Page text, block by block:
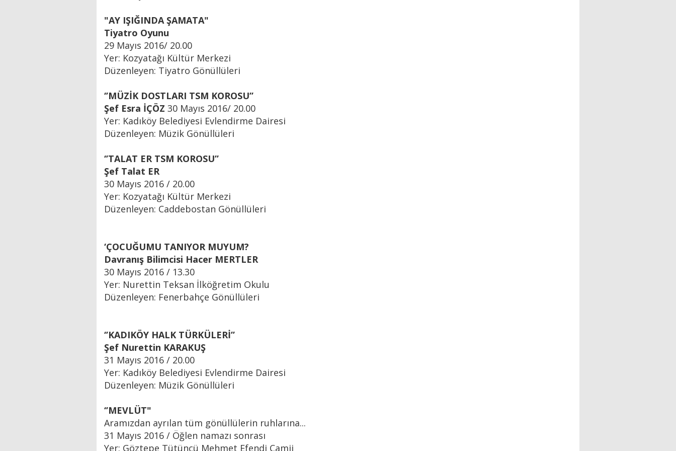
"AY IŞIĞINDA ŞAMATA"
Tiyatro Oyunu
29 Mayıs 2016/ 20.00
Yer: Kozyatağı Kültür Merkezi
Düzenleyen: Tiyatro Gönüllüleri
‘’MÜZİK DOSTLARI TSM KOROSU’’
Şef Esra İÇÖZ 30 Mayıs 2016/ 20.00
Yer: Kadıköy Belediyesi Evlendirme Dairesi
Düzenleyen: Müzik Gönüllüleri
‘’TALAT ER TSM KOROSU’’
Şef Talat ER
30 Mayıs 2016 / 20.00
Yer: Kozyatağı Kültür Merkezi
Düzenleyen: Caddebostan Gönüllüleri
‘ÇOCUĞUMU TANIYOR MUYUM?
Davranış Bilimcisi Hacer MERTLER
30 Mayıs 2016 / 13.30
Yer: Nurettin Teksan İlköğretim Okulu
Düzenleyen: Fenerbahçe Gönüllüleri
‘’KADIKÖY HALK TÜRKÜLERİ’’
Şef Nurettin KARAKUŞ
31 Mayıs 2016 / 20.00
Yer: Kadıköy Belediyesi Evlendirme Dairesi
Düzenleyen: Müzik Gönüllüleri
‘’MEVLÜT"
Aramızdan ayrılan tüm gönüllülerin ruhlarına...
31 Mayıs 2016 / Öğlen namazı sonrası
Yer: Göztepe Tütüncü Mehmet Efendi Camii